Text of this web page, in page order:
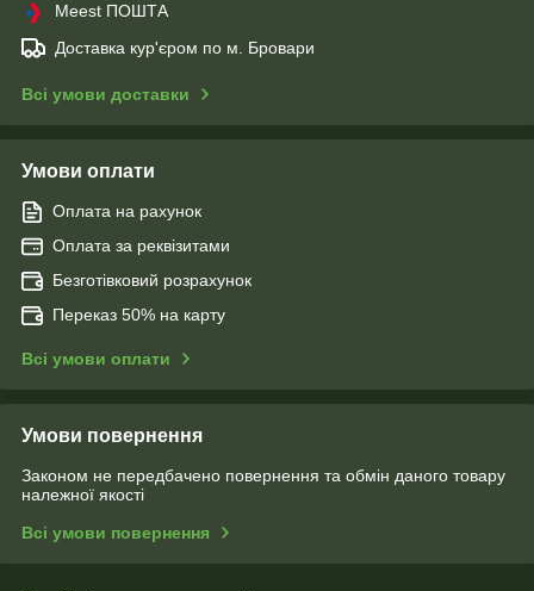
Meest ПОШТА
Доставка кур'єром по м. Бровари
Всі умови доставки
Умови оплати
Оплата на рахунок
Оплата за реквізитами
Безготівковий розрахунок
Переказ 50% на карту
Всі умови оплати
Умови повернення
Законом не передбачено повернення та обмін даного товару
належної якості
Всі умови повернення